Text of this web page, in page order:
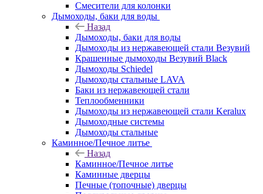
Смесители для колонки
Дымоходы, баки для воды
Назад
Дымоходы, баки для воды
Дымоходы из нержавеющей стали Везувий
Крашенные дымоходы Везувий Black
Дымоходы Schiedel
Дымоходы стальные LAVA
Баки из нержавеющей стали
Теплообменники
Дымоходы из нержавеющей стали Keralux
Дымоходные системы
Дымоходы стальные
Каминное/Печное литье
Назад
Каминное/Печное литье
Каминные дверцы
Печные (топочные) дверцы